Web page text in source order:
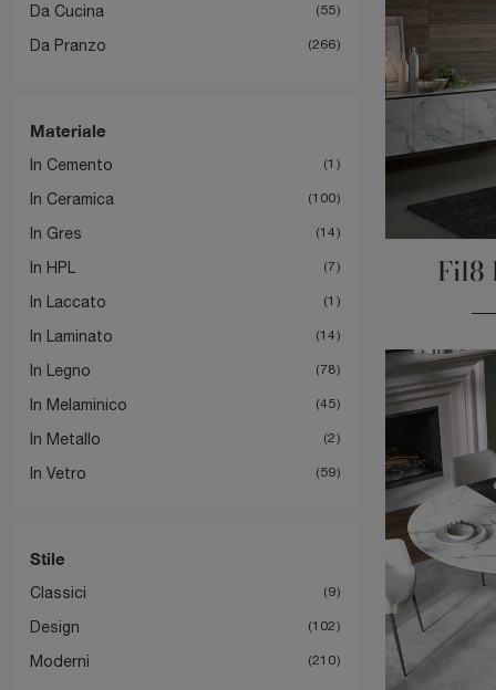
Da Cucina 55
Da Pranzo 266
Materiale
In Cemento 1
In Ceramica 100
In Gres 14
In HPL 7
In Laccato 1
In Laminato 14
In Legno 78
In Melaminico 45
In Metallo 2
In Vetro 59
Stile
Classici 9
Design 102
Moderni 210
Fil8